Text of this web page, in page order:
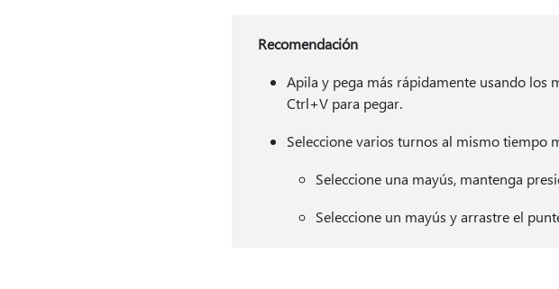
Recomendación
Apila y pega más rápidamente usando los
Ctrl+V para pegar.
Seleccione varios turnos al mismo tiempo
Seleccione una mayús, mantenga
Seleccione un mayús y arrastre el